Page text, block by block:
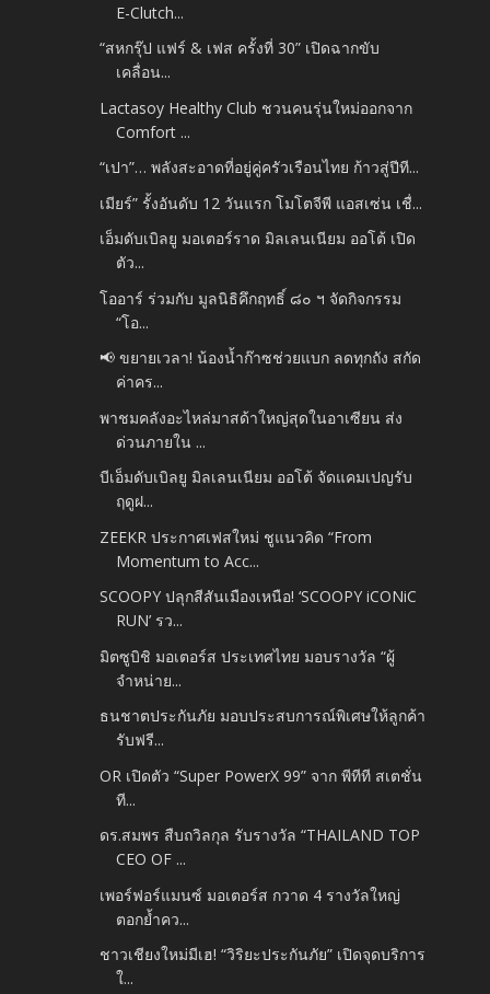
E-Clutch...
“สหกรุ๊ป แฟร์ & เฟส ครั้งที่ 30” เปิดฉากขับ
เคลื่อน...
Lactasoy Healthy Club ชวนคนรุ่นใหม่ออกจาก
Comfort ...
“เปา”… พลังสะอาดที่อยู่คู่ครัวเรือนไทย ก้าวสู่ปีที...
เมียร์” รั้งอันดับ 12 วันแรก โมโตจีพี แอสเซ่น เชื่...
เอ็มดับเบิลยู มอเตอร์ราด มิลเลนเนียม ออโต้ เปิด
ตัว...
โออาร์ ร่วมกับ มูลนิธิคึกฤทธิ์ ๘๐ ฯ จัดกิจกรรม
“โอ...
📢 ขยายเวลา! น้องน้ำก๊าซช่วยแบก ลดทุกถัง สกัด
ค่าคร...
พาชมคลังอะไหล่มาสด้าใหญ่สุดในอาเซียน ส่ง
ด่วนภายใน ...
บีเอ็มดับเบิลยู มิลเลนเนียม ออโต้ จัดแคมเปญรับ
ฤดูฝ...
ZEEKR ประกาศเฟสใหม่ ชูแนวคิด “From
Momentum to Acc...
SCOOPY ปลุกสีสันเมืองเหนือ! ‘SCOOPY iCONiC
RUN’ รว...
มิตซูบิชิ มอเตอร์ส ประเทศไทย มอบรางวัล “ผู้
จำหน่าย...
ธนชาตประกันภัย มอบประสบการณ์พิเศษให้ลูกค้า
รับฟรี...
OR เปิดตัว “Super PowerX 99” จาก พีทีที สเตชั่น
ที...
ดร.สมพร สืบถวิลกุล รับรางวัล “THAILAND TOP
CEO OF ...
เพอร์ฟอร์แมนซ์ มอเตอร์ส กวาด 4 รางวัลใหญ่
ตอกย้ำคว...
ชาวเชียงใหม่มีเฮ! “วิริยะประกันภัย” เปิดจุดบริการ
ใ...